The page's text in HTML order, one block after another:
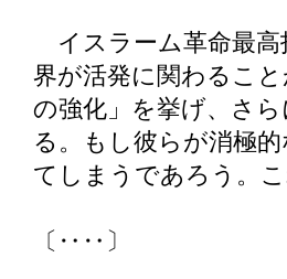
イスラーム革命最高
界が活発に関わるこ
の強化」を挙げ、さ
る。もし彼らが消極
てしまうであろう。
〔‥‥〕